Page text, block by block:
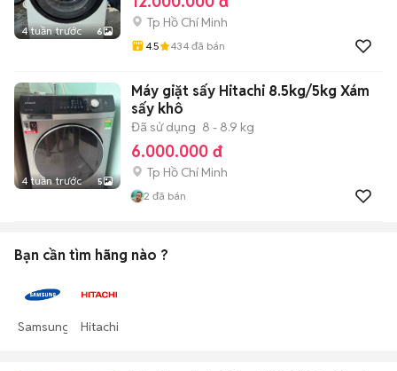
4 tuần trước 6
Tp Hồ Chí Minh
4.5 434 đã bán
4 tuần trước 5
Máy giặt sấy Hitachi 8.5kg/5kg Xám
sấy khô
Đã sử dụng 8 - 8.9 kg
6.000.000 đ
Tp Hồ Chí Minh
2 đã bán
Bạn cần tìm hãng nào ?
Samsung Hitachi